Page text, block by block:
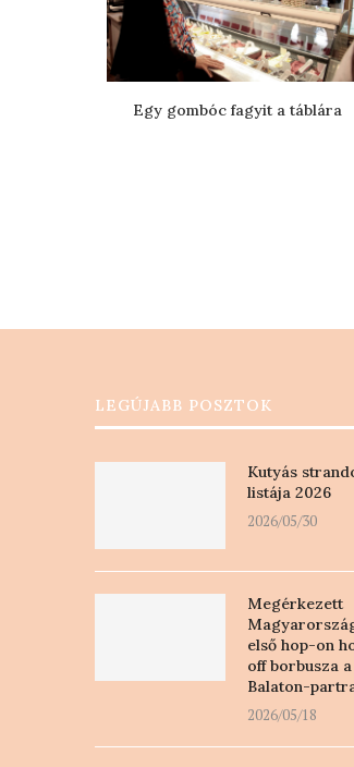
Egy gombóc fagyit a táblára
LEGÚJABB POSZTOK
Kutyás
listája 2026
2026/05/30
Megérkezett
első hop-on
off borbusza a
Balaton-
2026/05/18